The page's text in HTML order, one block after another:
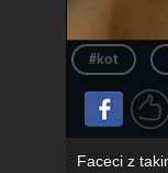
#kot
Faceci z